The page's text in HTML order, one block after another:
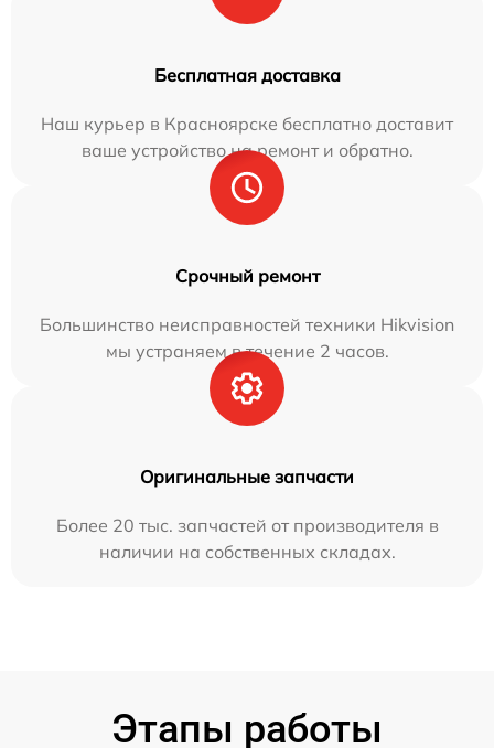
Бесплатная доставка
Наш курьер в Красноярске бесплатно доставит
ваше устройство на ремонт и обратно.
Срочный ремонт
Большинство неисправностей техники Hikvision
мы устраняем в течение 2 часов.
Оригинальные запчасти
Более 20 тыс. запчастей от производителя в
наличии на собственных складах.
Этапы работы